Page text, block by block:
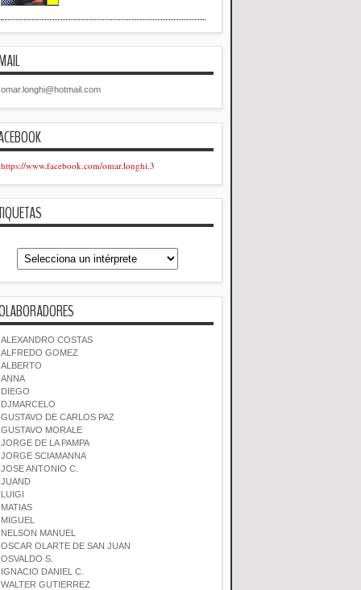
omar.longhi@hotmail.com
https://www.facebook.com/omar.longhi.3
ALEXANDRO COSTAS
ALFREDO GOMEZ
ALBERTO
ANNA
DIEGO
DJMARCELO
GUSTAVO DE CARLOS PAZ
GUSTAVO MORALE
JORGE DE LA PAMPA
JORGE SCIAMANNA
JOSE ANTONIO C.
JUAND
LUIGI
MATIAS
MIGUEL
NELSON MANUEL
OSCAR OLARTE DE SAN JUAN
OSVALDO S.
IGNACIO DANIEL C.
WALTER GUTIERREZ